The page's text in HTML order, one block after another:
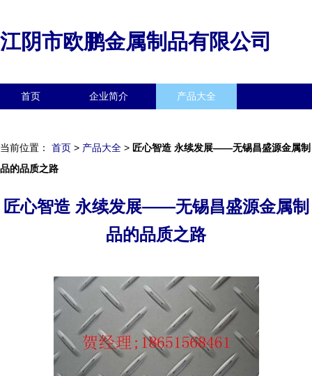
江阴市欧鹏金属制品有限公司
首页 企业简介 产品大全
当前位置： 首页 > 产品大全 > 匠心智造 永续发展——无锡昌盛源金属制
品的品质之路
匠心智造 永续发展——无锡昌盛源金属制
品的品质之路